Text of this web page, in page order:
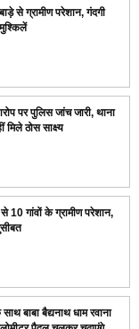
से ग्रामीण परेशान, गंदगी
पर पुलिस जांच जारी, थाना
मिले ठोस साक्ष्य
10 गांवों के ग्रामीण परेशान,
बाबा बैद्यनाथ धाम रवाना